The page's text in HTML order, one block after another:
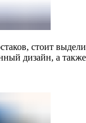
стоит
дизайн, а